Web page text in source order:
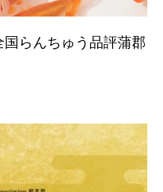
国らんちゅう品評蒲郡